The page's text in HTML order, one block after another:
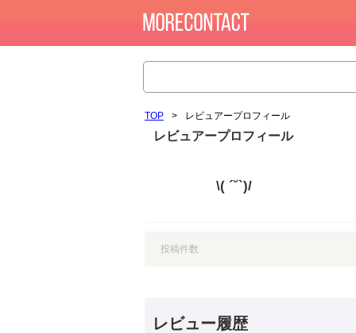
TOP > レビュアープロフィール
レビュアープロフィール
\( ´˘`)/
投稿件数
レビュー履歴